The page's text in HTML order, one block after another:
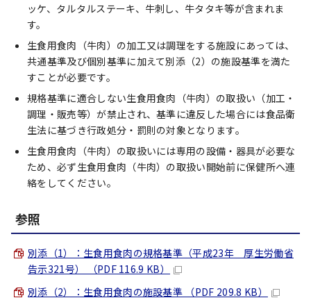
ッケ、タルタルステーキ、牛刺し、牛タタキ等が含まれま
す。
生食用食肉（牛肉）の加工又は調理をする施設にあっては、
共通基準及び個別基準に加えて別添（2）の施設基準を満た
すことが必要です。
規格基準に適合しない生食用食肉（牛肉）の取扱い（加工・
調理・販売等）が禁止され、基準に違反した場合には食品衛
生法に基づき行政処分・罰則の対象となります。
生食用食肉（牛肉）の取扱いには専用の設備・器具が必要な
ため、必ず生食用食肉（牛肉）の取扱い開始前に保健所へ連
絡をしてください。
参照
別添（1）：生食用食肉の規格基準（平成23年 厚生労働省
告示321号） （PDF 116.9 KB）
別添（2）：生食用食肉の施設基準 （PDF 209.8 KB）